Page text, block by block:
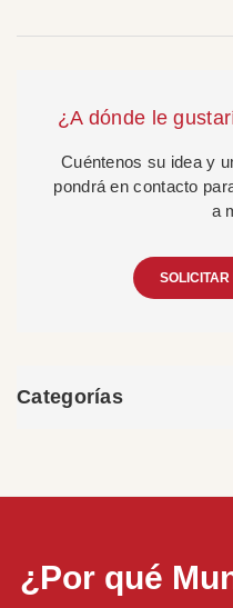
¿A dónde le
Cuéntenos su idea y
pondrá en contacto
a
Categorías
¿Por qué